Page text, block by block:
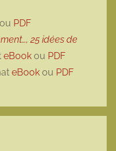
ou PDF
25 idées de
eBook ou PDF
eBook ou PDF